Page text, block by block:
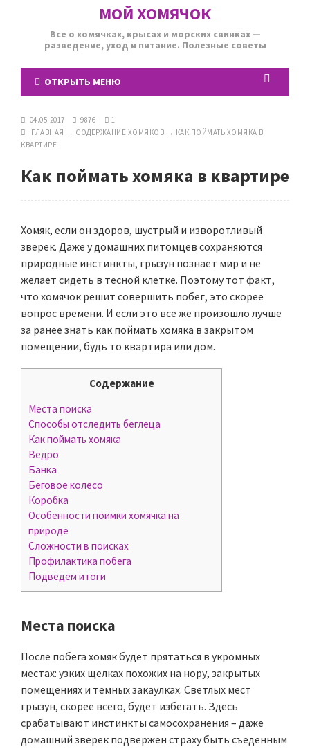
МОЙ ХОМЯЧОК
Все о хомячках, крысах и морских свинках —
разведение, уход и питание. Полезные советы
ОТКРЫТЬ МЕНЮ
04.05.2017 9876
1
ГЛАВНАЯ → СОДЕРЖАНИЕ ХОМЯКОВ → КАК ПОЙМАТЬ ХОМЯКА В
КВАРТИРЕ
Как поймать хомяка в квартире
Хомяк, если он здоров, шустрый и изворотливый
зверек. Даже у домашних питомцев сохраняются
природные инстинкты, грызун познает мир и не
желает сидеть в тесной клетке. Поэтому тот факт,
что хомячок решит совершить побег, это скорее
вопрос времени. И если это все же произошло лучше
за ранее знать как поймать хомяка в закрытом
помещении, будь то квартира или дом.
Содержание
Места поиска
Способы отследить беглеца
Как поймать хомяка
Ведро
Банка
Беговое колесо
Коробка
Особенности поимки хомячка на
природе
Сложности в поисках
Профилактика побега
Подведем итоги
Места поиска
После побега хомяк будет прятаться в укромных
местах: узких щелках похожих на нору, закрытых
помещениях и темных закаулках. Светлых мест
грызун, скорее всего, будет избегать. Здесь
срабатывают инстинкты самосохранения – даже
домашний зверек подвержен страху быть съеденным